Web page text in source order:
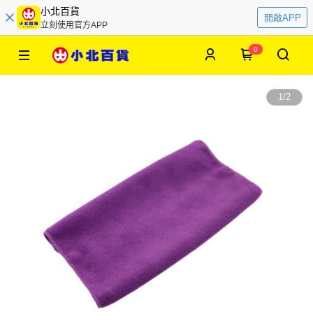
小北百貨
立刻使用官方APP
開啟APP
0
1/2